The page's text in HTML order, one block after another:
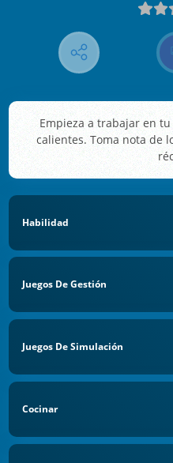
Empieza a trabajar en
calientes. Toma nota de
Habilidad
Juegos De Gestión
Juegos De Simulación
Cocinar